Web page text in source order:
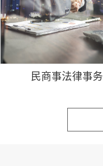
民商事法律事务